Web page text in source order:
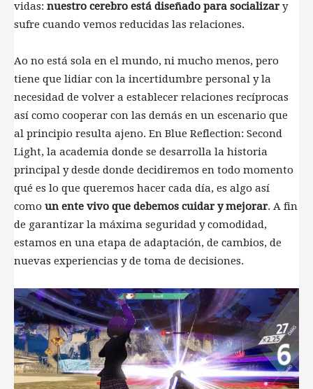
vidas: nuestro cerebro está diseñado para socializary
sufre cuando vemos reducidas las relaciones.
Ao no está sola en el mundo, ni mucho menos, pero
tiene que lidiar con la incertidumbre personal y la
necesidad de volver a establecer relaciones recíprocas
así como cooperar con las demás en un escenario que
al principio resulta ajeno. En Blue Reflection: Second
Light, la academia donde se desarrolla la historia
principal y desde donde decidiremos en todo momento
qué es lo que queremos hacer cada día, es algo así
como un ente vivo que debemos cuidar y mejorar. A fin
de garantizar la máxima seguridad y comodidad,
estamos en una etapa de adaptación, de cambios, de
nuevas experiencias y de toma de decisiones.